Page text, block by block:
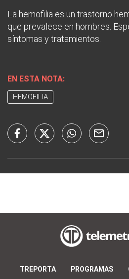
La hemofilia es un trastorno
que prevalece en hombres.
síntomas y tratamientos.
EN ESTA NOTA:
HEMOFILIA
TREPORTA PROGRAMAS